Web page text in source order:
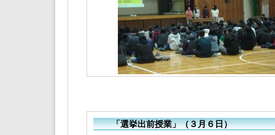
「選挙出前授業」（３月６日）